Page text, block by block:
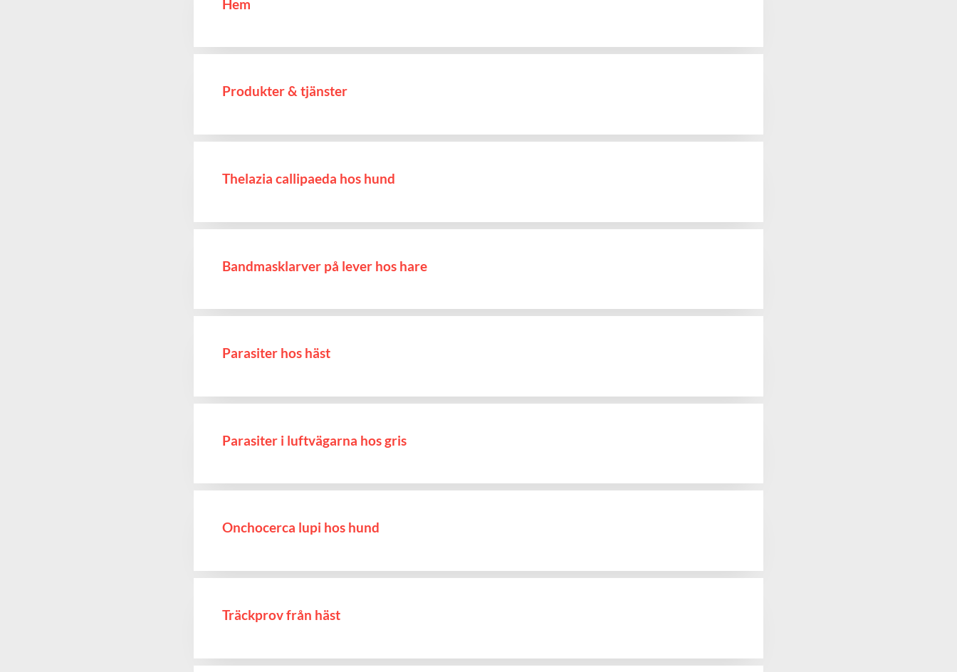
Hem
Produkter & tjänster
Thelazia callipaeda hos hund
Bandmasklarver på lever hos hare
Parasiter hos häst
Parasiter i luftvägarna hos gris
Onchocerca lupi hos hund
Träckprov från häst